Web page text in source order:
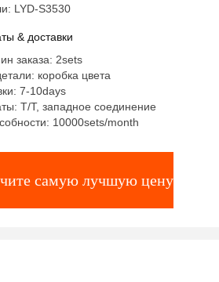
LYD-S3530
& доставки
заказа: 2sets
коробка цвета
7-10days
T/T, западное соединение
10000sets/month
самую лучшую цену